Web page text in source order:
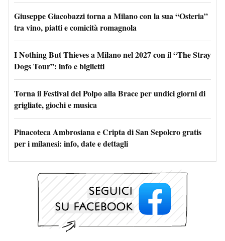
Giuseppe Giacobazzi torna a Milano con la sua “Osteria”
tra vino, piatti e comicità romagnola
I Nothing But Thieves a Milano nel 2027 con il “The Stray
Dogs Tour”: info e biglietti
Torna il Festival del Polpo alla Brace per undici giorni di
grigliate, giochi e musica
Pinacoteca Ambrosiana e Cripta di San Sepolcro gratis
per i milanesi: info, date e dettagli